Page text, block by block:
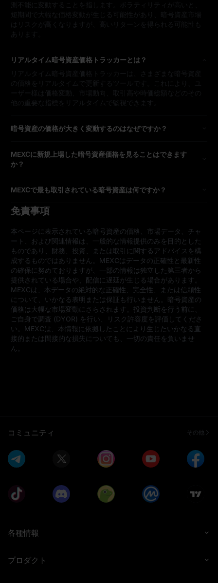
測不能に変動することを指します。ボラティリティが高いと、
短期間で大幅な価格変動が生じる可能性があり、暗号資産市場
はリスクが高くなりますが、高いリターンを得られる可能性も
あります。
リアルタイム暗号資産価格トラッカーとは？
リアルタイム暗号資産価格トラッカーは、さまざまな暗号資産
の価格をリアルタイムで更新するツールです。これにより、ユ
ーザー様は価格変動、市場動向、取引高や時価総額などのその
他の重要な指標をリアルタイムで監視できます。
暗号資産の価格が大きく変動するのはなぜですか？
MEXCに新規上場した暗号資産価格を見ることはできます
か？
MEXCで最も取引されている暗号資産は何ですか？
免責事項
本ページに表示されている暗号資産の価格、市場データ、チャ
ート、および関連情報は、一般的な情報提供のみを目的とした
ものであり、財務、投資、または取引に関するアドバイスを構
成するものではありません。MEXCはデータの正確性と最新性
の確保に努めておりますが、一部の情報は独立した第三者から
提供されている場合や、配信に遅延が生じる場合があります。
MEXCは、本データの絶対的な正確性、完全性、または信頼性
について、いかなる表明または保証も行いません。暗号資産の
価格は大幅な市場変動にさらされます。投資判断を行う前に、
ご自身で調査 (DYOR) を行い、リスク許容度を評価してくださ
い。MEXCは、本情報に依拠したことにより生じたいかなる直
接的または間接的な損失についても、一切の責任を負いませ
ん。
コミュニティ その他
各種情報
プロダクト